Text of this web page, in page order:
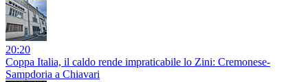
20:20
Coppa Italia, il caldo rende impraticabile lo Zini: Cremonese-
Sampdoria a Chiavari